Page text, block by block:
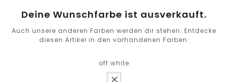
Deine Wunschfarbe ist ausverkauft.
Auch unsere anderen Farben werden dir stehen. Entdecke
diesen Artikel in den vorhandenen Farben.
off white